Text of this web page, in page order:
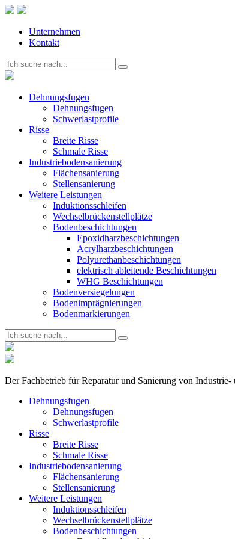
Unternehmen
Kontakt
Dehnungsfugen
Dehnungsfugen
Schwerlastprofile
Risse
Breite Risse
Schmale Risse
Industriebodensanierung
Flächensanierung
Stellensanierung
Weitere Leistungen
Induktionsschleifen
Wechselbrückenstellplätze
Bodenbeschichtungen
Epoxidharzbeschichtungen
Acrylharzbeschichtungen
Polyurethanbeschichtungen
elektrisch ableitende Beschichtungen
WHG Beschichtungen
Bodenversiegelungen
Bodenimprägnierungen
Bodenmarkierungen
Der Fachbetrieb für Reparatur und Sanierung von
Dehnungsfugen
Dehnungsfugen
Schwerlastprofile
Risse
Breite Risse
Schmale Risse
Industriebodensanierung
Flächensanierung
Stellensanierung
Weitere Leistungen
Induktionsschleifen
Wechselbrückenstellplätze
Bodenbeschichtungen